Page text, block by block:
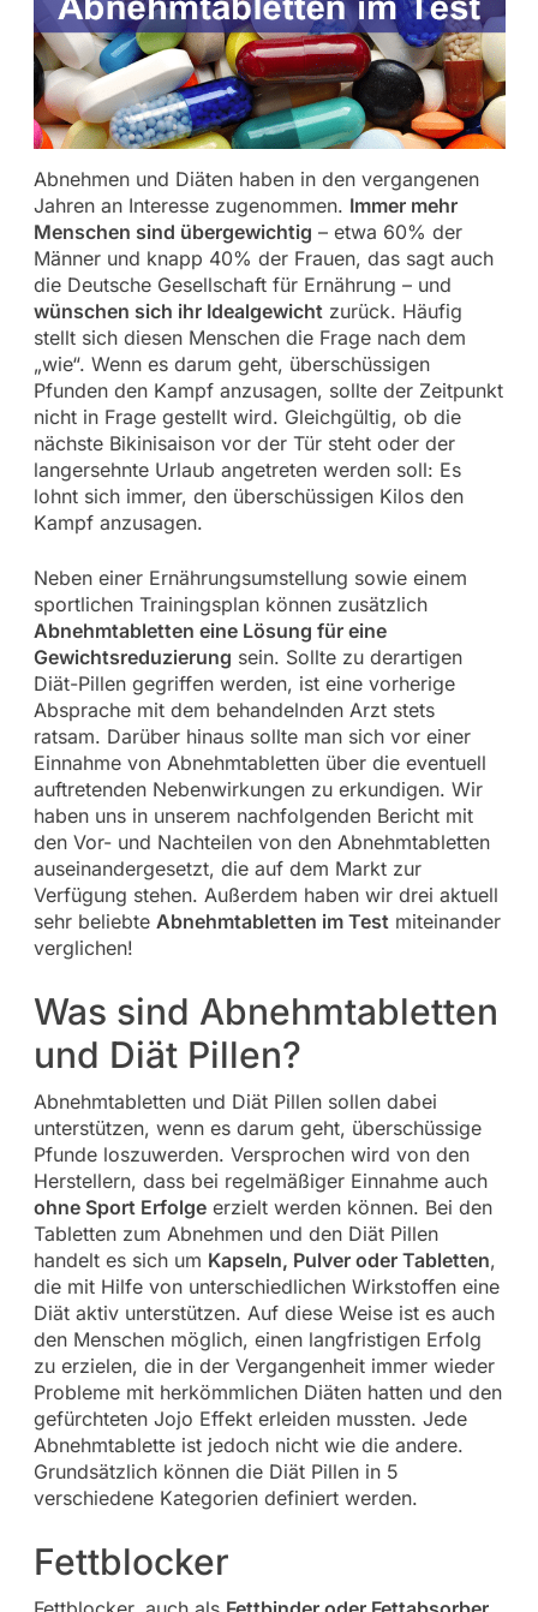
Abnehmen und Diäten haben in den vergangenen
Jahren an Interesse zugenommen. Immer mehr
Menschen sind übergewichtig – etwa 60% der
Männer und knapp 40% der Frauen, das sagt auch
die Deutsche Gesellschaft für Ernährung – und
wünschen sich ihr Idealgewicht zurück. Häufig
stellt sich diesen Menschen die Frage nach dem
„wie“. Wenn es darum geht, überschüssigen
Pfunden den Kampf anzusagen, sollte der Zeitpunkt
nicht in Frage gestellt wird. Gleichgültig, ob die
nächste Bikinisaison vor der Tür steht oder der
langersehnte Urlaub angetreten werden soll: Es
lohnt sich immer, den überschüssigen Kilos den
Kampf anzusagen.
Neben einer Ernährungsumstellung sowie einem
sportlichen Trainingsplan können zusätzlich
Abnehmtabletten eine Lösung für eine
Gewichtsreduzierung sein. Sollte zu derartigen
Diät-Pillen gegriffen werden, ist eine vorherige
Absprache mit dem behandelnden Arzt stets
ratsam. Darüber hinaus sollte man sich vor einer
Einnahme von Abnehmtabletten über die eventuell
auftretenden Nebenwirkungen zu erkundigen. Wir
haben uns in unserem nachfolgenden Bericht mit
den Vor- und Nachteilen von den Abnehmtabletten
auseinandergesetzt, die auf dem Markt zur
Verfügung stehen. Außerdem haben wir drei aktuell
sehr beliebte Abnehmtabletten im Test miteinander
verglichen!
Was sind Abnehmtabletten
und Diät Pillen?
Abnehmtabletten und Diät Pillen sollen dabei
unterstützen, wenn es darum geht, überschüssige
Pfunde loszuwerden. Versprochen wird von den
Herstellern, dass bei regelmäßiger Einnahme auch
ohne Sport Erfolgeerzielt werden können. Bei den
Tabletten zum Abnehmen und den Diät Pillen
handelt es sich um Kapseln, Pulver oder Tabletten,
die mit Hilfe von unterschiedlichen Wirkstoffen eine
Diät aktiv unterstützen. Auf diese Weise ist es auch
den Menschen möglich, einen langfristigen Erfolg
zu erzielen, die in der Vergangenheit immer wieder
Probleme mit herkömmlichen Diäten hatten und den
gefürchteten Jojo Effekt erleiden mussten. Jede
Abnehmtablette ist jedoch nicht wie die andere.
Grundsätzlich können die Diät Pillen in 5
verschiedene Kategorien definiert werden.
Fettblocker